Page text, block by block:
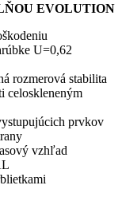
EVOLUTION
U=0,62
rozmerová stabilita
celoskleneným
prvkov
vzhľad